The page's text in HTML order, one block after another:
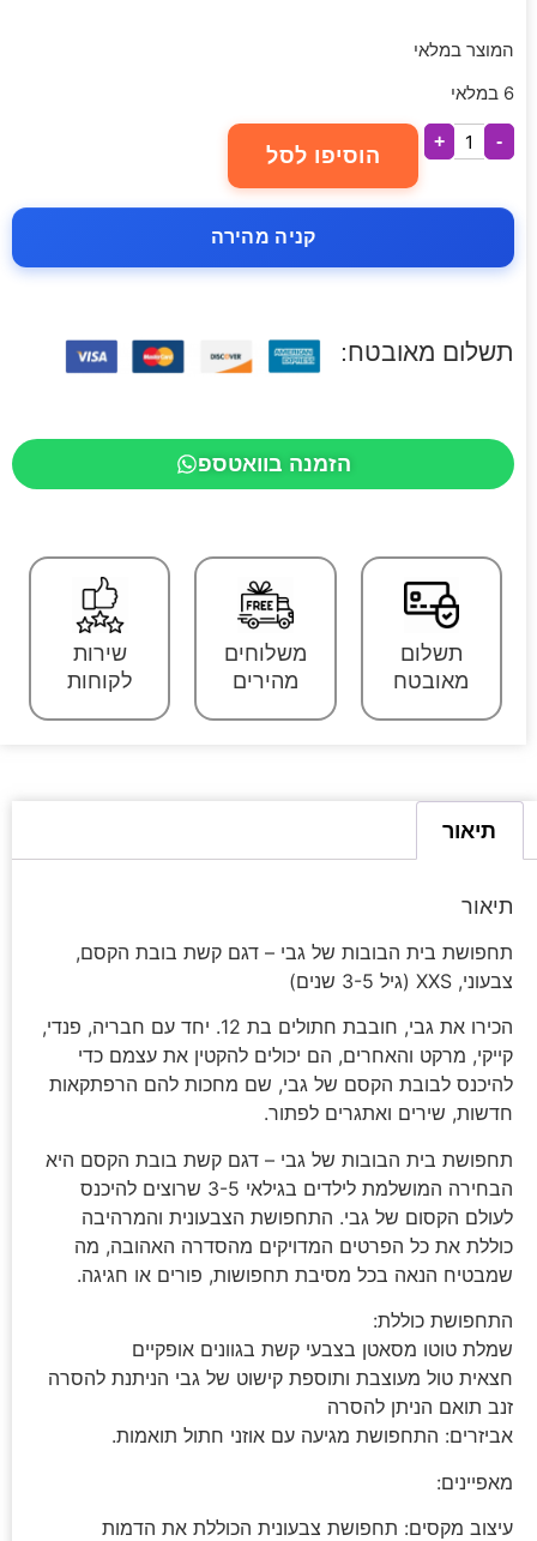
המוצר במלאי
6 במלאי
-
+
הוסיפו לסל
קניה מהירה
תשלום מאובטח:
הזמנה בוואטספ
תשלום
מאובטח
משלוחים
מהירים
שירות
לקוחות
תיאור
תיאור
תחפושת בית הבובות של גבי – דגם קשת בובת הקסם,
צבעוני, XXS (גיל 3-5 שנים)
הכירו את גבי, חובבת חתולים בת 12. יחד עם חבריה, פנדי,
קייקי, מרקט והאחרים, הם יכולים להקטין את עצמם כדי
להיכנס לבובת הקסם של גבי, שם מחכות להם הרפתקאות
חדשות, שירים ואתגרים לפתור.
תחפושת בית הבובות של גבי – דגם קשת בובת הקסם היא
הבחירה המושלמת לילדים בגילאי 3-5 שרוצים להיכנס
לעולם הקסום של גבי. התחפושת הצבעונית והמרהיבה
כוללת את כל הפרטים המדויקים מהסדרה האהובה, מה
שמבטיח הנאה בכל מסיבת תחפושות, פורים או חגיגה.
התחפושת כוללת:
שמלת טוטו מסאטן בצבעי קשת בגוונים אופקיים
חצאית טול מעוצבת ותוספת קישוט של גבי הניתנת להסרה
זנב תואם הניתן להסרה
אביזרים: התחפושת מגיעה עם אוזני חתול תואמות.
מאפיינים:
עיצוב מקסים: תחפושת צבעונית הכוללת את הדמות